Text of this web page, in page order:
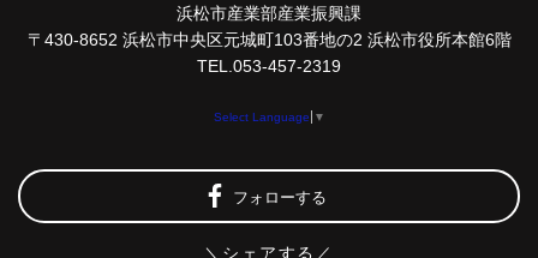
浜松市産業部産業振興課
〒430-8652 浜松市中央区元城町103番地の2 浜松市役所本館6階
TEL.053-457-2319
Select Language ▼
＼シェアする／
フォローする